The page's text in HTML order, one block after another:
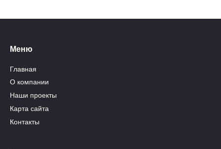
Меню
Главная
О компании
Наши проекты
Карта сайта
Контакты